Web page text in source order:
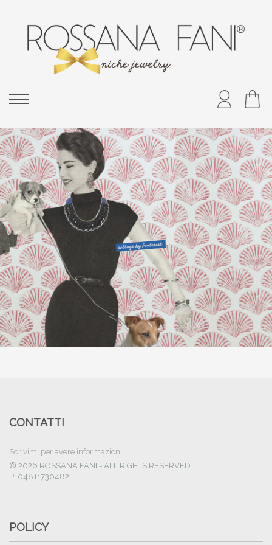
CONTATTI
Scrivimi per avere informazioni
© 2026 ROSSANA FANI - ALL RIGHTS RESERVED
PI 04811730482
POLICY